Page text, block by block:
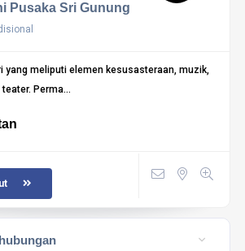
Pusaka Sri Gunung
yang meliputi elemen kesusasteraan, muzik,
Perma...